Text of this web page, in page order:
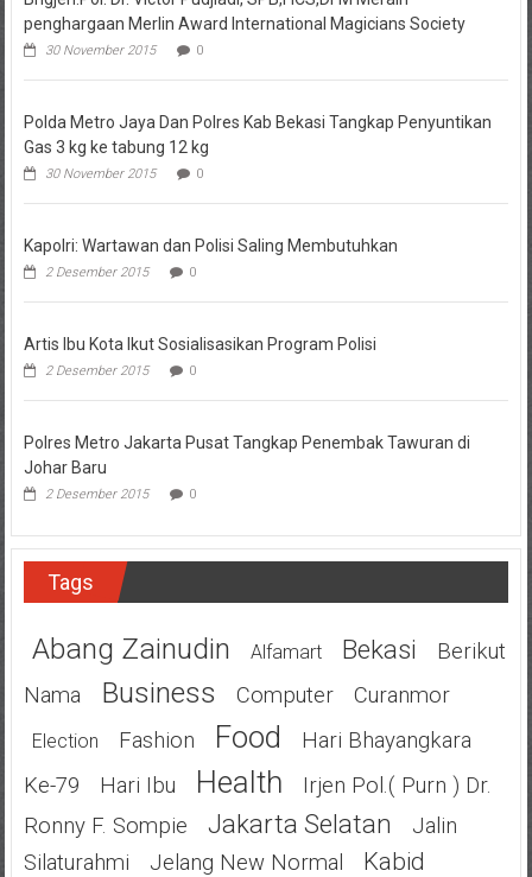
penghargaan Merlin Award International Magicians Society
30 November 2015 0
Polda Metro Jaya Dan Polres Kab Bekasi Tangkap Penyuntikan
Gas 3 kg ke tabung 12 kg
30 November 2015 0
Kapolri: Wartawan dan Polisi Saling Membutuhkan
2 Desember 2015 0
Artis Ibu Kota Ikut Sosialisasikan Program Polisi
2 Desember 2015 0
Polres Metro Jakarta Pusat Tangkap Penembak Tawuran di
Johar Baru
2 Desember 2015 0
Tags
Abang Zainudin Alfamart Bekasi
Berikut
Nama
Business Computer Curanmor
Election Fashion Food
Hari Bhayangkara
Ke-79
Hari Ibu Health
Irjen Pol.( Purn ) Dr.
Ronny F. Sompie
Jakarta Selatan
Jalin
Silaturahmi
Jelang New Normal
Kabid